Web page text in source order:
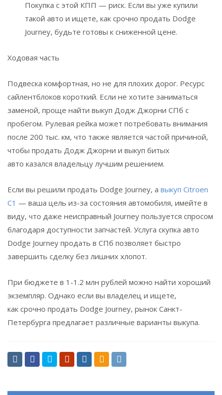
Покупка с этой КПП — риск. Если вы уже купили
такой авто и ищете, как срочно продать Dodge
Journey, будьте готовы к сниженной цене.
Ходовая часть
Подвеска комфортная, но не для плохих дорог. Ресурс
сайлентблоков короткий. Если не хотите заниматься
заменой, проще найти выкуп Додж Джорни СПб с
пробегом. Рулевая рейка может потребовать внимания
после 200 тыс. км, что также является частой причиной,
чтобы продать Додж Джорни и выкуп битых
авто казался владельцу лучшим решением.
Если вы решили продать Dodge Journey, а выкуп Citroen
C1 — ваша цель из-за состояния автомобиля, имейте в
виду, что даже неисправный Journey пользуется спросом
благодаря доступности запчастей. Услуга скупка авто
Dodge Journey продать в СПб позволяет быстро
завершить сделку без лишних хлопот.
При бюджете в 1-1.2 млн рублей можно найти хороший
экземпляр. Однако если вы владелец и ищете,
как срочно продать Dodge Journey, рынок Санкт-
Петербурга предлагает различные варианты выкупа.